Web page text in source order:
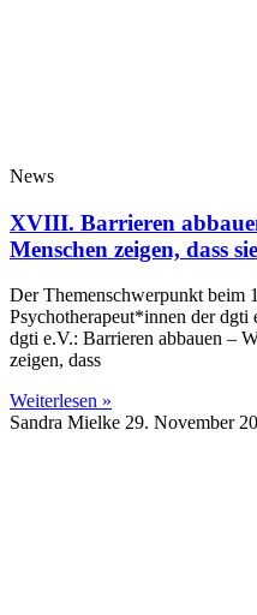
News
XVIII. Barrieren
Menschen zeigen, dass
Der Themenschwerpunkt beim
Psychotherapeut*innen der dgti
dgti e.V.: Barrieren abbauen –
zeigen, dass
Weiterlesen »
Sandra Mielke 29. November